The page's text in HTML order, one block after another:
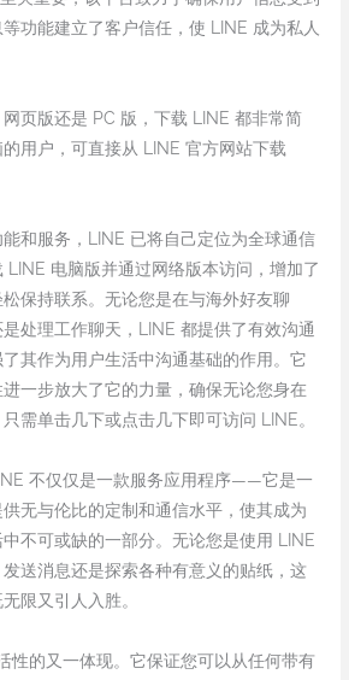
功能建立了客户信任，使 LINE 成为私人
页版还是 PC 版，下载 LINE 都非常简
用户，可直接从 LINE 官方网站下载
和服务，LINE 已将自己定位为全球通信
LINE 电脑版并通过网络版本访问，增加了
保持联系。无论您是在与海外好友聊
处理工作聊天，LINE 都提供了有效沟通
其作为用户生活中沟通基础的作用。它
一步放大了它的力量，确保无论您身在
需单击几下或点击几下即可访问 LINE。
不仅仅是一款服务应用程序——它是一
无与伦比的定制和通信水平，使其成为
不可或缺的一部分。无论您是使用 LINE
送消息还是探索各种有意义的贴纸，这
限又引人入胜。
性的又一体现。它保证您可以从任何带有